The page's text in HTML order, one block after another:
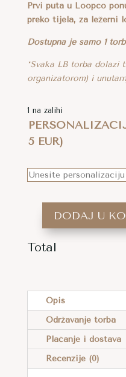
Prvi puta u Loopco
preko tijela, za ležerni
Dostupna je samo 1
*Svaka LB torba dolazi
organizatorom) i
1 na zalihi
5 EUR)
TORBA
TIJELA
OD
BAKINIH
KVADRATIĆA
ZELENIM
DETALJIMA
DODAJ U
Total
T
E
R
Opis
Održavanje torba
Plaćanje i dostava
Recenzije (0)